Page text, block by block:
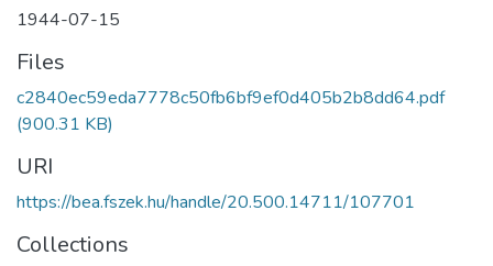
1944-07-15
Files
c2840ec59eda7778c50fb6bf9ef0d405b2b8dd64.pdf
(900.31 KB)
URI
https://bea.fszek.hu/handle/20.500.14711/107701
Collections